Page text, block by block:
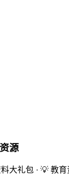
源
大礼包 · 💡 教